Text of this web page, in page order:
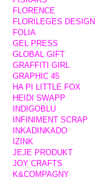
FLORENCE
FLORILEGES DESIGN
FOLIA
GEL PRESS
GLOBAL GIFT
GRAFFITI GIRL
GRAPHIC 45
HA PI LITTLE FOX
HEIDI SWAPP
INDIGOBLU
INFINIMENT SCRAP
INKADINKADO
IZINK
JEJE PRODUKT
JOY CRAFTS
K&COMPAGNY